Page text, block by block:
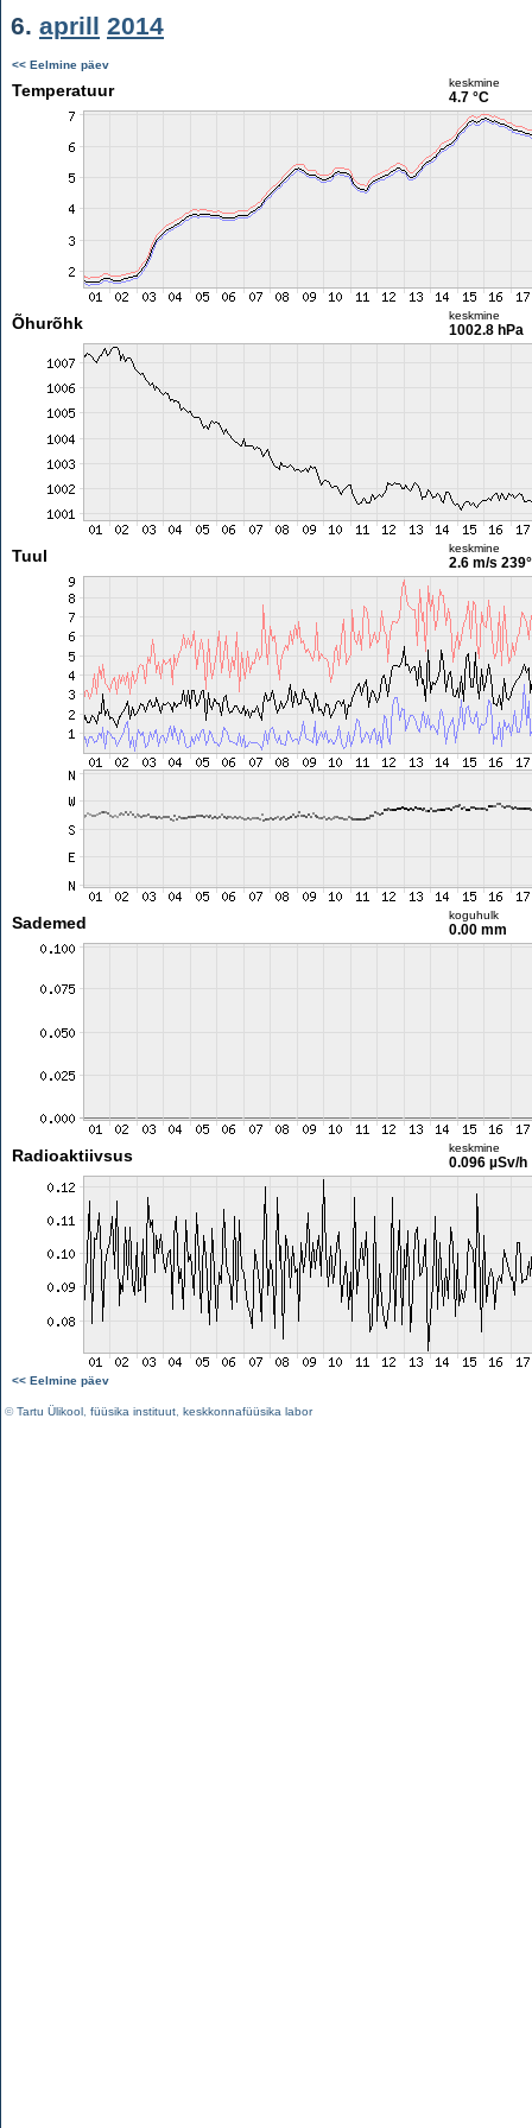
6. aprill 2014
<< Eelmine päev
Temperatuur keskmine
4.7 °C
Õhurõhk keskmine
1002.8 hPa
Tuul keskmine
2.6 m/s 239°
Sademed koguhulk
0.00 mm
Radioaktiivsus keskmine
0.096 µSv/h
<< Eelmine päev
©Tartu Ülikool füüsika instituut keskkonnafüüsika labor